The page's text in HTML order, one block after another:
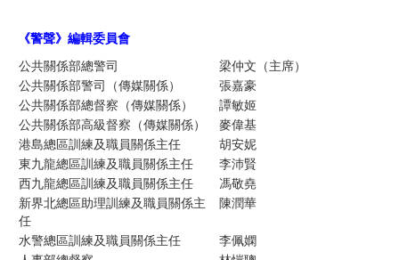
《警聲》編輯委員會
公共關係部總警司
梁仲文（主席）
公共關係部警司（傳媒關係）
張嘉豪
公共關係部總督察（傳媒關係）
譚敏姬
公共關係部高級督察（傳媒關係）
麥偉基
港島總區訓練及職員關係主任
胡安妮
東九龍總區訓練及職員關係主任
李沛賢
西九龍總區訓練及職員關係主任
馮敬堯
新界北總區助理訓練及職員關係主
任
陳潤華
水警總區訓練及職員關係主任
李佩嫻